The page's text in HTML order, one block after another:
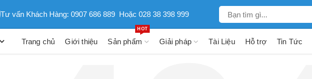
Tư vấn Khách Hàng: 0907 686 889 Hoặc 028 38 398 999
Trang chủ Giới thiệu Sản phẩm
HOT
Giải pháp Tài Liệu Hỗ trợ Tin Tức